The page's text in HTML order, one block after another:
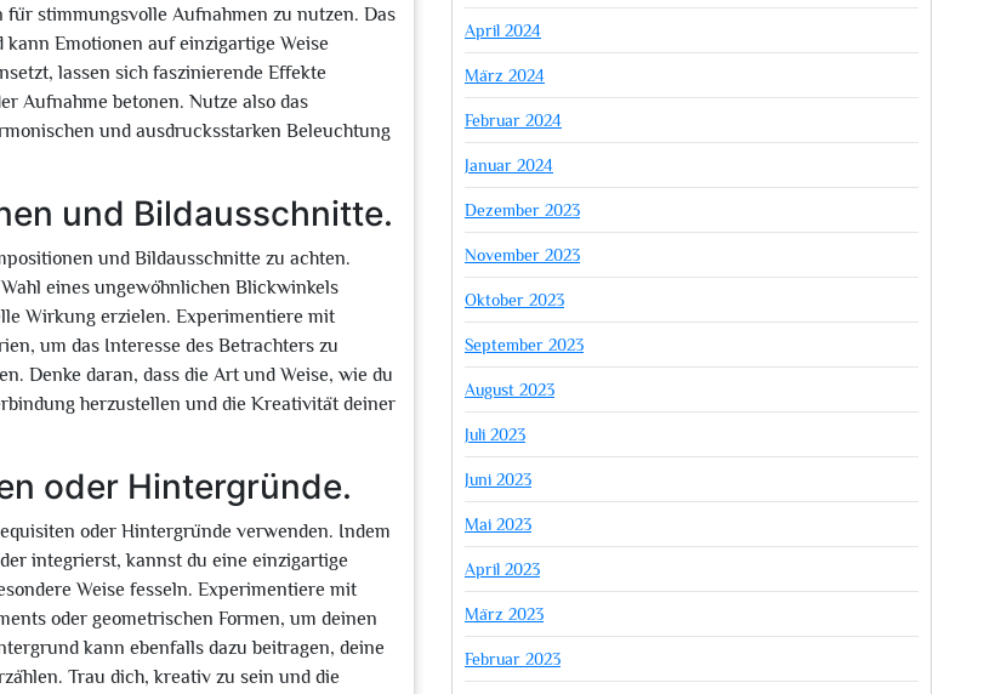
stimmungsvolle Aufnahmen zu nutzen. Das
Emotionen auf einzigartige Weise
lassen sich faszinierende Effekte
Aufnahme betonen. Nutze also das
und ausdrucksstarken Beleuchtung
und Bildausschnitte.
und Bildausschnitte zu achten.
eines ungewöhnlichen Blickwinkels
Wirkung erzielen. Experimentiere mit
um das Interesse des Betrachters zu
Denke daran, dass die Art und Weise, wie du
herzustellen und die Kreativität deiner
oder Hintergründe.
oder Hintergründe verwenden. Indem
integrierst, kannst du eine einzigartige
Weise fesseln. Experimentiere mit
oder geometrischen Formen, um deinen
kann ebenfalls dazu beitragen, deine
Trau dich, kreativ zu sein und die
April 2024
März 2024
Februar 2024
Januar 2024
Dezember 2023
November 2023
Oktober 2023
September 2023
August 2023
Juli 2023
Juni 2023
Mai 2023
April 2023
März 2023
Februar 2023